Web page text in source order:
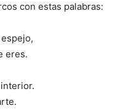
con estas palabras:
eres.